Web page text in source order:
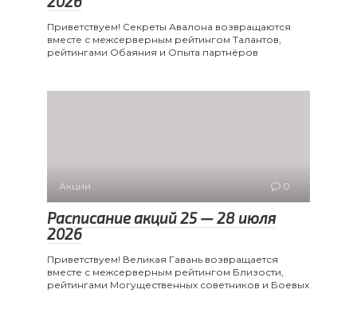
Приветствуем! Секреты Авалона возвращаются
вместе с межсерверным рейтингом Талантов,
рейтингами Обаяния и Опыта партнёров
Акции 0
Расписание акций 25 — 28 июля
2026
Приветствуем! Великая Гавань возвращается
вместе с межсерверным рейтингом Близости,
рейтингами Могущественных советников и Боевых